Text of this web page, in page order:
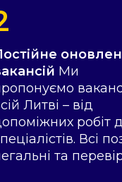
Ми
Литві – від
робіт
Всі
та